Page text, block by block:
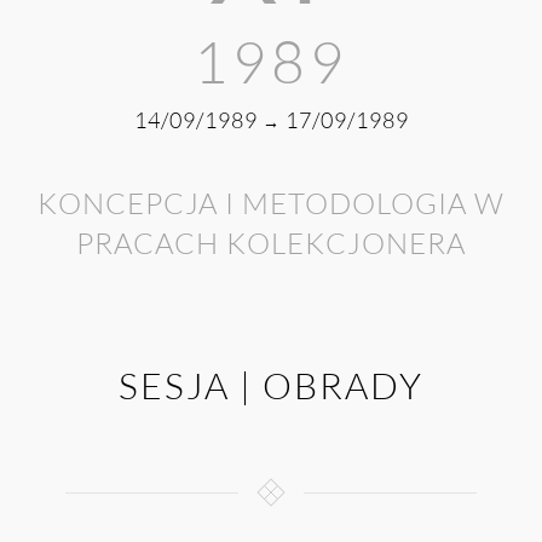
1989
14/09/1989 → 17/09/1989
KONCEPCJA I METODOLOGIA W
PRACACH KOLEKCJONERA
SESJA | OBRADY